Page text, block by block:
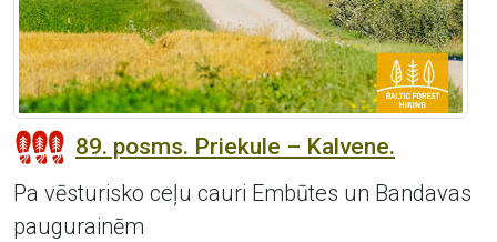
89. posms. Priekule – Kalvene.
Pa vēsturisko ceļu cauri Embūtes un Bandavas
paugurainēm